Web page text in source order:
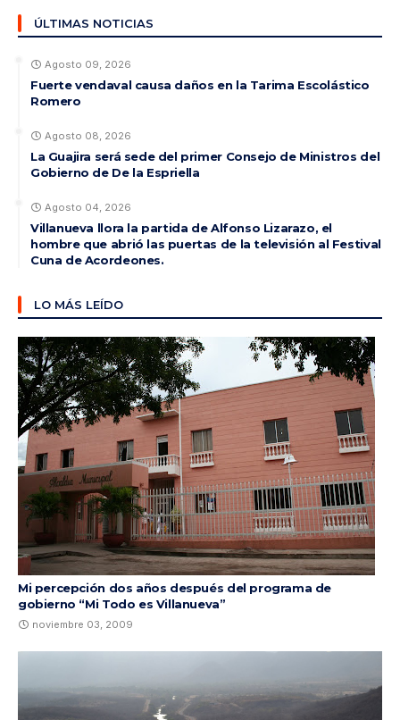
ÚLTIMAS NOTICIAS
Agosto 09, 2026
Fuerte vendaval causa daños en la Tarima Escolástico
Romero
Agosto 08, 2026
La Guajira será sede del primer Consejo de Ministros del
Gobierno de De la Espriella
Agosto 04, 2026
Villanueva llora la partida de Alfonso Lizarazo, el
hombre que abrió las puertas de la televisión al Festival
Cuna de Acordeones.
LO MÁS LEÍDO
Mi percepción dos años después del programa de
gobierno “Mi Todo es Villanueva”
noviembre 03, 2009